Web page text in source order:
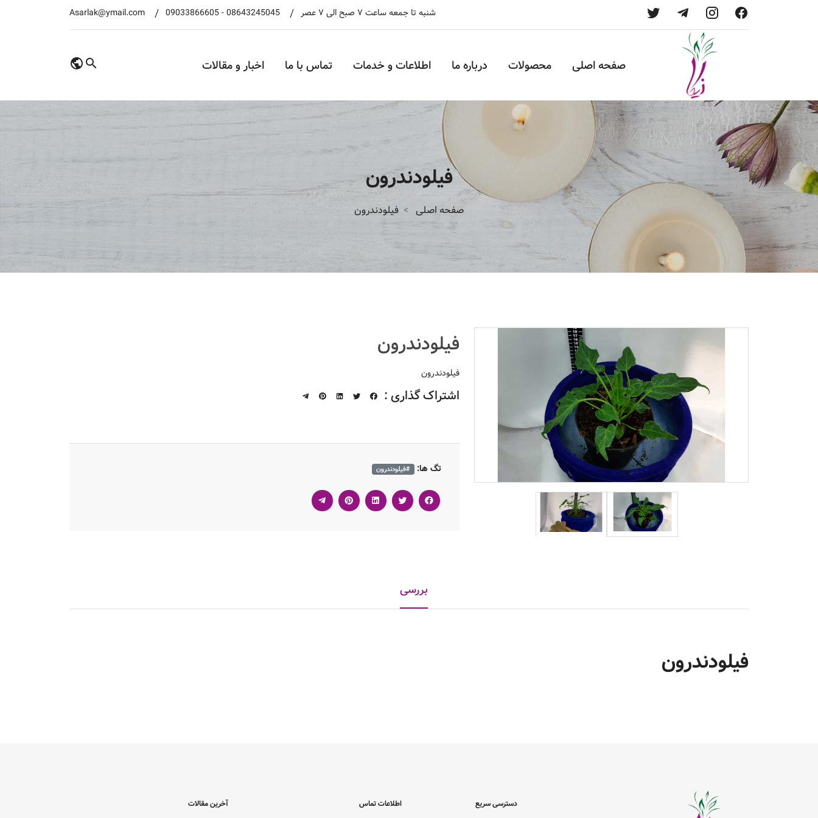
شنبه تا جمعه ساعت ۷ صبح الی ۷ عصر 08643245045
-
09033866605
Asarlak@ymail.com
صفحه اصلی محصولات درباره ما اطلاعات و خدمات تماس با ما اخبار و مقالات
فیلودندرون
صفحه اصلی فیلودندرون
فیلودندرون
فیلودندرون
اشتراک گذاری :
تگ ها: #فیلودندرون
بررسی
فیلودندرون
دسترسی سریع اطلاعات تماس آخرین مقالات